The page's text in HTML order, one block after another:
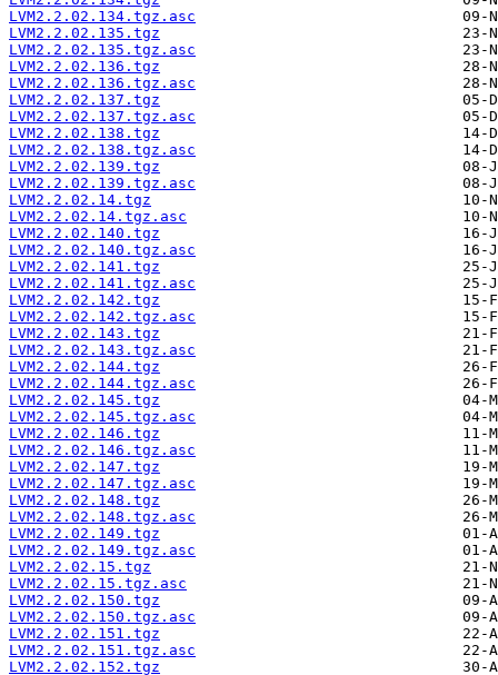
LVM2.2.02.134.tgz.asc
LVM2.2.02.135.tgz
LVM2.2.02.135.tgz.asc
LVM2.2.02.136.tgz
LVM2.2.02.136.tgz.asc
LVM2.2.02.137.tgz
LVM2.2.02.137.tgz.asc
LVM2.2.02.138.tgz
LVM2.2.02.138.tgz.asc
LVM2.2.02.139.tgz
LVM2.2.02.139.tgz.asc
LVM2.2.02.14.tgz
LVM2.2.02.14.tgz.asc
LVM2.2.02.140.tgz
LVM2.2.02.140.tgz.asc
LVM2.2.02.141.tgz
LVM2.2.02.141.tgz.asc
LVM2.2.02.142.tgz
LVM2.2.02.142.tgz.asc
LVM2.2.02.143.tgz
LVM2.2.02.143.tgz.asc
LVM2.2.02.144.tgz
LVM2.2.02.144.tgz.asc
LVM2.2.02.145.tgz
LVM2.2.02.145.tgz.asc
LVM2.2.02.146.tgz
LVM2.2.02.146.tgz.asc
LVM2.2.02.147.tgz
LVM2.2.02.147.tgz.asc
LVM2.2.02.148.tgz
LVM2.2.02.148.tgz.asc
LVM2.2.02.149.tgz
LVM2.2.02.149.tgz.asc
LVM2.2.02.15.tgz
LVM2.2.02.15.tgz.asc
LVM2.2.02.150.tgz
LVM2.2.02.150.tgz.asc
LVM2.2.02.151.tgz
LVM2.2.02.151.tgz.asc
LVM2.2.02.152.tgz